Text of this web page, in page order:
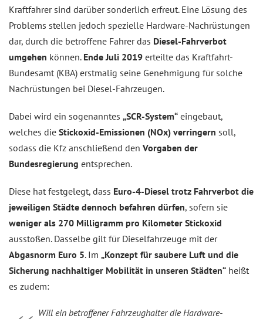
Kraftfahrer sind darüber sonderlich erfreut. Eine Lösung des
Problems stellen jedoch spezielle Hardware-Nachrüstungen
dar, durch die betroffene Fahrer das Diesel-Fahrverbot
umgehen können. Ende Juli 2019 erteilte das Kraftfahrt-
Bundesamt (KBA) erstmalig seine Genehmigung für solche
Nachrüstungen bei Diesel-Fahrzeugen.
Dabei wird ein sogenanntes „SCR-System“ eingebaut,
welches die Stickoxid-Emissionen (NOx) verringern soll,
sodass die Kfz anschließend den Vorgaben der
Bundesregierung entsprechen.
Diese hat festgelegt, dass Euro-4-Diesel trotz Fahrverbot die
jeweiligen Städte dennoch befahren dürfen, sofern sie
weniger als 270 Milligramm pro Kilometer Stickoxid
ausstoßen. Dasselbe gilt für Dieselfahrzeuge mit der
Abgasnorm Euro 5. Im „Konzept für saubere Luft und die
Sicherung nachhaltiger Mobilität in unseren Städten“ heißt
es zudem:
Will ein betroffener Fahrzeughalter die Hardware-